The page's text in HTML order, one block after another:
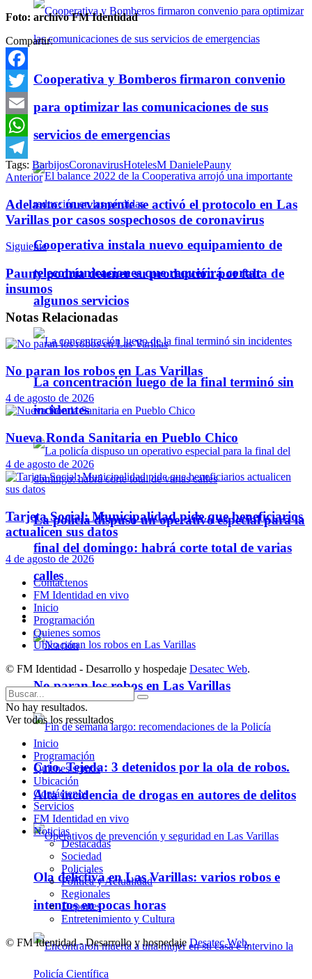
Cooperativa y Bomberos firmaron convenio
para optimizar las comunicaciones de sus
servicios de emergencias
Cooperativa instala nuevo equipamiento de
telecomunicaciones que requerirá cortar
algunos servicios
La concentración luego de la final terminó sin
incidentes
La policía dispuso un operativo especial para la
final del domingo: habrá corte total de varias
calles
Policiales
No paran los robos en Las Varillas
Crio. Tejeda: 3 detenidos por la ola de robos.
Alta incidencia de drogas en autores de delitos
Ola delictiva en Las Varillas: varios robos e
intentos en pocas horas
Foto: archivo FM Identidad
Compartir:
Facebook
Twitter
Email
WhatsApp
Telegram
Tags: BarbijosCoronavirusHotelesM DanielePauny
Anterior
Adelanto: nuevamente se activó el protocolo en Las
Varillas por casos sospechosos de coronavirus
Siguiente
Pauny podría detener su producción por falta de
insumos
Notas Relacionadas
No paran los robos en Las Varillas
4 de agosto de 2026
Nueva Ronda Sanitaria en Pueblo Chico
4 de agosto de 2026
Tarjeta Social: Municipalidad pide que beneficiarios
actualicen sus datos
4 de agosto de 2026
Contáctenos
FM Identidad en vivo
Inicio
Programación
Quienes somos
Ubicación
© FM Identidad - Desarrollo y hospedaje Desatec Web.
No hay resultados.
Ver todos los ressultados
Inicio
Programación
Quienes somos
Ubicación
Contáctenos
Servicios
FM Identidad en vivo
Noticias
Destacadas
Sociedad
Policiales
Política y Actualidad
Regionales
Deportes
Entretenimiento y Cultura
© FM Identidad - Desarrollo y hospedaje Desatec Web.